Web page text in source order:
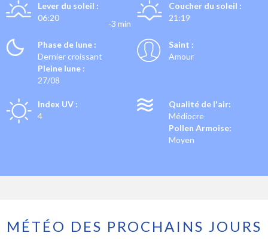
Lever du soleil :
06:20
-3 min
Coucher du soleil :
21:19
Phase de lune :
Dernier croissant
Pleine lune :
27/08
Saint :
Amour
Index UV :
4
Qualité de l'air:
Médiocre
Pollen Armoise:
Moyen
MÉTÉO DES PROCHAINS JOURS